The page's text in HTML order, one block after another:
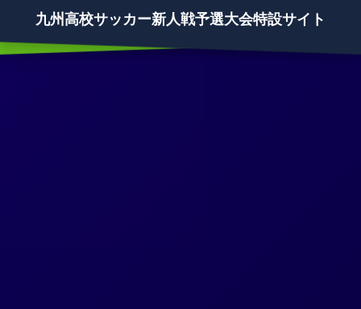
九州高校サッカー新人戦予選大会特設サイト